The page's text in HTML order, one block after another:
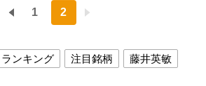
1 2
ランキング 注目銘柄 藤井英敏